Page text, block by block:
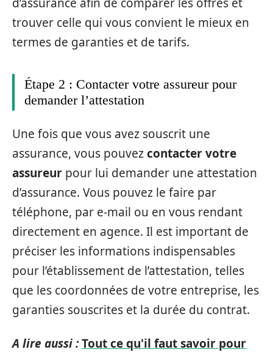
trouver celle qui vous convient le mieux en
termes de garanties et de tarifs.
Étape 2 : Contacter votre assureur pour
demander l’attestation
Une fois que vous avez souscrit une
assurance, vous pouvezcontacter votre
assureur pour lui demander une attestation
d’assurance. Vous pouvez le faire par
téléphone, par e-mail ou en vous rendant
directement en agence. Il est important de
préciser les informations indispensables
pour l’établissement de l’attestation, telles
que les coordonnées de votre entreprise, les
garanties souscrites et la durée du contrat.
A lire aussi :Tout ce qu'il faut savoir pour